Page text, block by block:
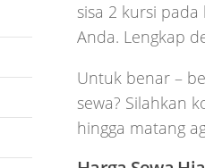
sisa 2 kursi
Anda. Lengkap
Untuk benar –
sewa? Silahkan
hingga matang